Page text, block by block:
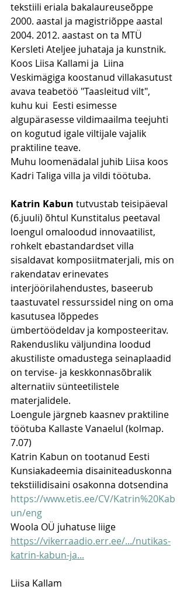
tekstiili eriala bakalaureuseõppe
2000. aastal ja magistriõppe aastal
2004. 2012. aastast on ta MTÜ
Kersleti Ateljee juhataja ja kunstnik.
Koos Liisa Kallami ja  Liina
Veskimägiga koostanud villakasutust
avava teabetöö "Taasleitud vilt",
kuhu kui  Eesti esimesse
algupärasesse vildimaailma teejuhti
on kogutud igale viltijale vajalik
praktiline teave.
Muhu loomenädalal juhib Liisa koos
Kadri Taliga villa ja vildi töötuba.
Katrin Kabun tutvustab teisipäeval
(6.juuli) õhtul Kunstitalus peetaval
loengul omaloodud innovaatilist,
rohkelt ebastandardset villa
sisaldavat komposiitmaterjali, mis on
rakendatav erinevates
interjöörilahendustes, baseerub
taastuvatel ressurssidel ning on oma
kasutusea lõppedes
ümbertöödeldav ja komposteeritav.
Rakendusliku väljundina loodud
akustiliste omadustega seinaplaadid
on tervise- ja keskkonnasõbralik
alternatiiv sünteetilistele
materjalidele.
Loengule järgneb kaasnev praktiline
töötuba Kallaste Vanaelul (kolmap.
7.07)
Katrin Kabun on tootanud Eesti
Kunsiakadeemia disainiteaduskonna
tekstiilidisaini osakonna dotsendina
https://www.etis.ee/CV/Katrin%20Kab
un/eng
Woola OÜ juhatuse liige
https://vikerraadio.err.ee/.../nutikas-
katrin-kabun-ja...
Liisa Kallam